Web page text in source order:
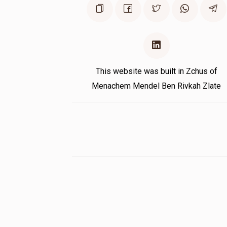
This website was built in Zchus of
Menachem Mendel Ben Rivkah Zlate